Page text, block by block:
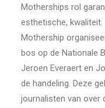
Motherships rol
esthetische, kwaliteit.
Mothership
bos op de Nationale
Jeroen Everaert en
de handeling. Deze
journalisten van over